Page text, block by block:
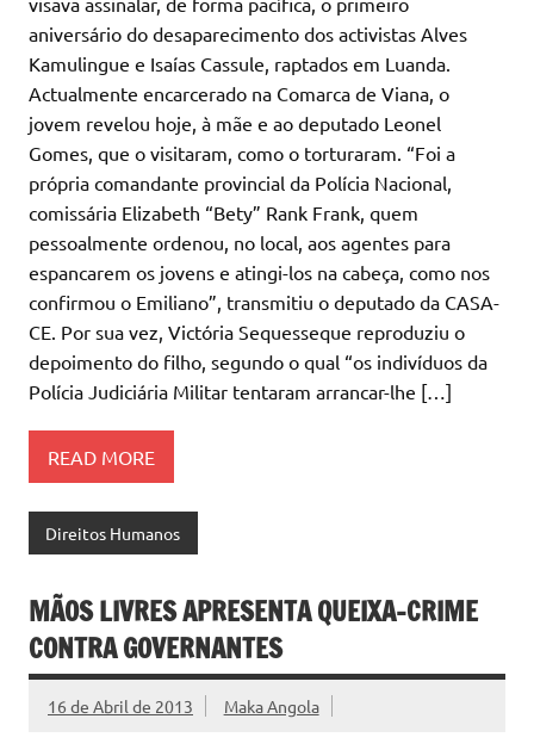
aniversário do desaparecimento dos activistas Alves
Kamulingue e Isaías Cassule, raptados em Luanda.
Actualmente encarcerado na Comarca de Viana, o
jovem revelou hoje, à mãe e ao deputado Leonel
Gomes, que o visitaram, como o torturaram. “Foi a
própria comandante provincial da Polícia Nacional,
comissária Elizabeth “Bety” Rank Frank, quem
pessoalmente ordenou, no local, aos agentes para
espancarem os jovens e atingi-los na cabeça, como nos
confirmou o Emiliano”, transmitiu o deputado da CASA-
CE. Por sua vez, Victória Sequesseque reproduziu o
depoimento do filho, segundo o qual “os indivíduos da
Polícia Judiciária Militar tentaram arrancar-lhe […]
READ MORE
Direitos Humanos
MÃOS LIVRES APRESENTA QUEIXA-CRIME
CONTRA GOVERNANTES
16 de Abril de 2013 Maka Angola